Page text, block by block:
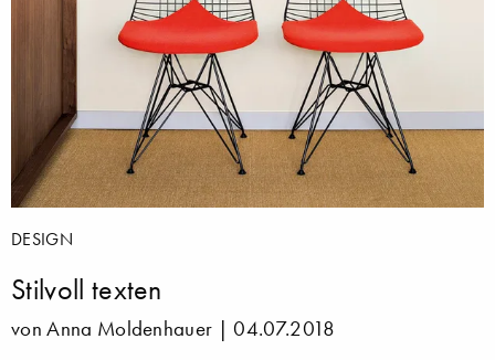
DESIGN
Stilvoll texten
von Anna Moldenhauer |04.07.2018